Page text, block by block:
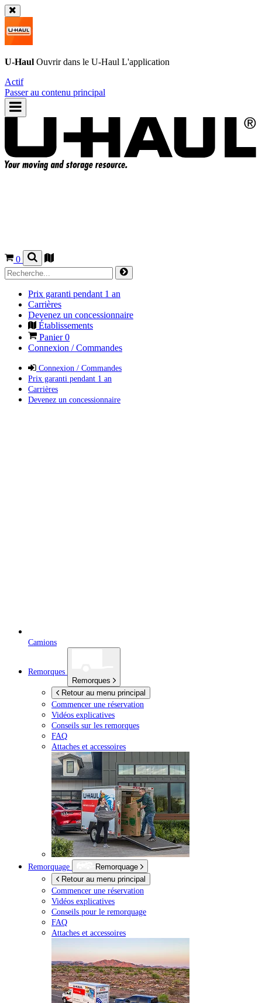
U-Haul Ouvrir dans le U-Haul L'application
Actif
Passer au contenu principal
0
Prix garanti pendant 1 an
Carrières
Devenez un concessionnaire
Établissements
Panier0
Connexion / Commandes
Connexion / Commandes
Prix garanti pendant 1 an
Carrières
Devenez un concessionnaire
Camions
Remorques
Remorques
Retour au menu principal
Commencer une réservation
Vidéos explicatives
Conseils sur les remorques
FAQ
Attaches et accessoires
Remorquage
Remorquage
Retour au menu principal
Commencer une réservation
Vidéos explicatives
Conseils pour le remorquage
FAQ
Attaches et accessoires